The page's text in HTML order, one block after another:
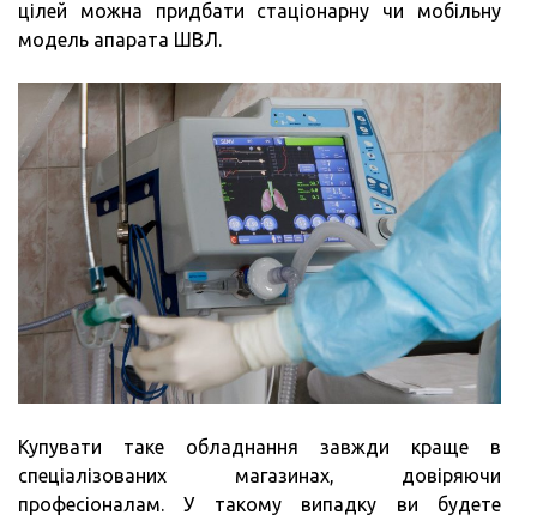
цілей можна придбати стаціонарну чи мобільну
модель апарата ШВЛ.
Купувати таке обладнання завжди краще в
спеціалізованих магазинах, довіряючи
професіоналам. У такому випадку ви будете